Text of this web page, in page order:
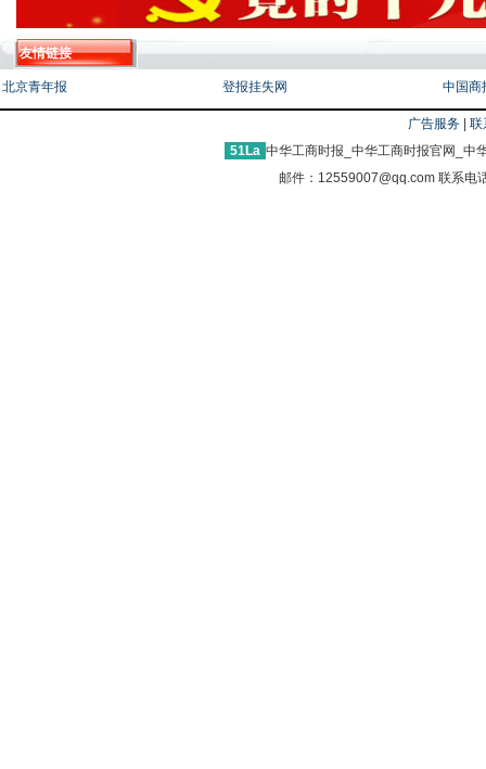
友情链接
北京青年报 登报挂失网 中国商
广告服务
联
51La 中华工商时报_中华工商时报官网_中
邮件：12559007@qq.com 联系